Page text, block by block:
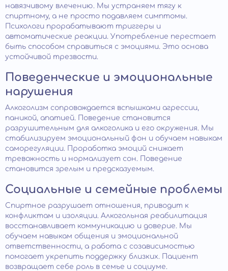
навязчивому влечению. Мы устраняем тягу к
спиртному, а не просто подавляем симптомы.
Психологи прорабатывают триггеры и
автоматические реакции. Употребление перестает
быть способом справиться с эмоциями. Это основа
устойчивой трезвости.
Поведенческие и эмоциональные
нарушения
Алкоголизм сопровождается вспышками агрессии,
паникой, апатией. Поведение становится
разрушительным для алкоголика и его окружения. Мы
стабилизируем эмоциональный фон и обучаем навыкам
саморегуляции. Проработка эмоций снижает
тревожность и нормализует сон. Поведение
становится зрелым и предсказуемым.
Социальные и семейные проблемы
Спиртное разрушает отношения, приводит к
конфликтам и изоляции. Алкогольная реабилитация
восстанавливает коммуникацию и доверие. Мы
обучаем навыкам общения и эмоциональной
ответственности, а работа с созависимостью
помогает укрепить поддержку близких. Пациент
возвращает себе роль в семье и социуме.